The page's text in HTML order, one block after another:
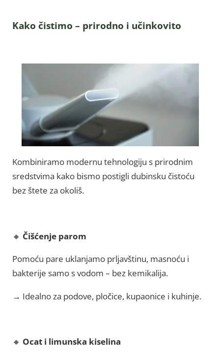
Kako čistimo – prirodno i učinkovito
Kombiniramo modernu tehnologiju s prirodnim
sredstvima kako bismo postigli dubinsku čistoću
bez štete za okoliš.
🔸 Čišćenje parom
Pomoću pare uklanjamo prljavštinu, masnoću i
bakterije samo s vodom – bez kemikalija.
→ Idealno za podove, pločice, kupaonice i kuhinje.
🔸 Ocat i limunska kiselina